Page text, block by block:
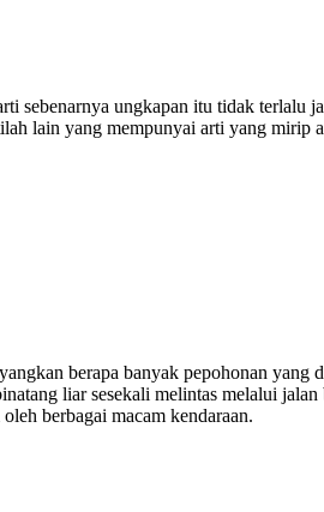
ungkapan itu tidak terlalu
lain yang mempunyai arti yang mirip
berapa banyak pepohonan
liar sesekali melintas melalui
berbagai macam kendaraan.